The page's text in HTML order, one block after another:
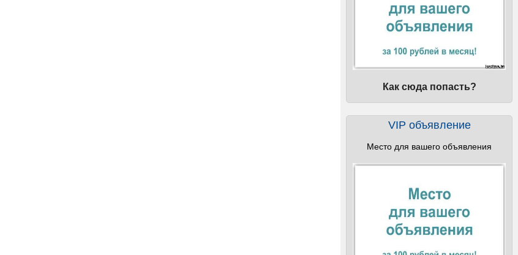
Как сюда попасть?
VIP объявление
Место для вашего объявления